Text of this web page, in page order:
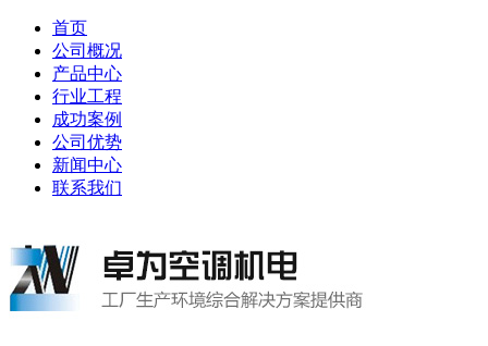
首页
公司概况
产品中心
行业工程
成功案例
公司优势
新闻中心
联系我们